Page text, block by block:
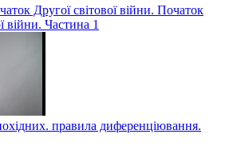
Другої світової війни. Початок
війни. Частина 1
правила диференціювання.